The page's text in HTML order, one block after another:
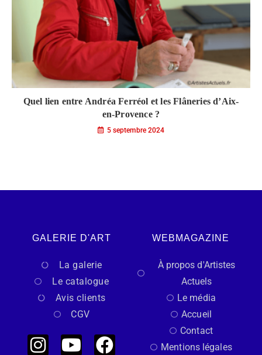
Quel lien entre Andréa Ferréol et les Flâneries d’Aix-
en-Provence ?
5 septembre 2024
GALERIE D'ART
La galerie
Le catalogue
Avis clients
CGV
WEBMAGAZINE
À propos d'Artistes
Actuels
Le média
Accueil
Contact
Mentions légales